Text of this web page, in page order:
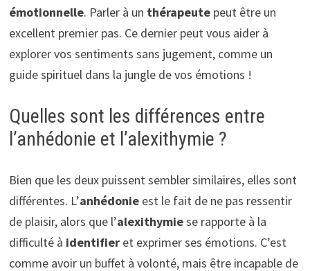
émotionnelle. Parler à un thérapeutepeut être un
excellent premier pas. Ce dernier peut vous aider à
explorer vos sentiments sans jugement, comme un
guide spirituel dans la jungle de vos émotions !
Quelles sont les différences entre
l’anhédonie et l’alexithymie ?
Bien que les deux puissent sembler similaires, elles sont
différentes. L’anhédonieest le fait de ne pas ressentir
de plaisir, alors que l’alexithymiese rapporte à la
difficulté à identifieret exprimer ses émotions. C’est
comme avoir un buffet à volonté, mais être incapable de